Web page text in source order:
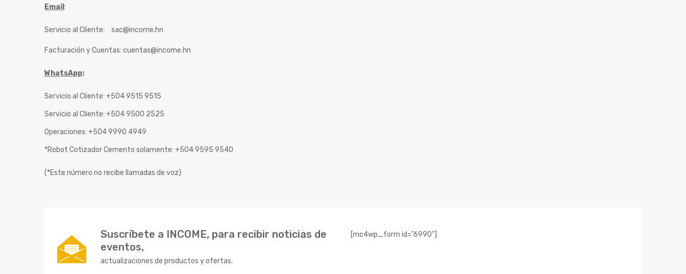
Email :
Servicio al Cliente: sac@income.hn
Facturación y Cuentas: cuentas@income.hn
WhatsApp:
Servicio al Cliente: +504 9515 9515
Servicio al Cliente: +504 9500 2525
Operaciones: +504 9990 4949
*Robot Cotizador Cemento solamente: +504 9595 9540
(*Este número no recibe llamadas de voz)
Suscríbete a INCOME, para recibir noticias de
eventos,
actualizaciones de productos y ofertas.
[mc4wp_form id="6990"]